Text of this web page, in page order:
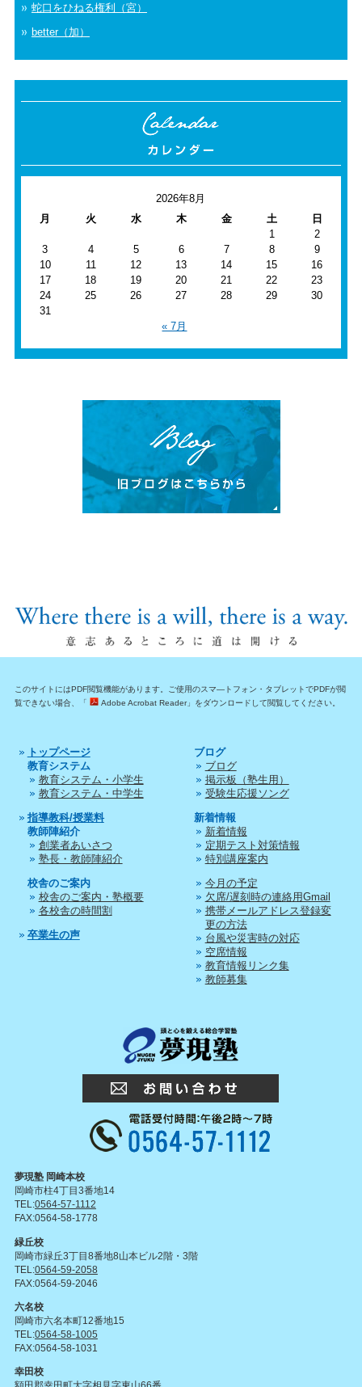
蛇口をひねる権利（宮）
better（加）
2026年8月
月
火 水 木 金 土
日
1
2
3
4 5 6 7 8
9
10
11 12 13 14 15
16
17
18 19 20 21 22
23
24
25 26 27 28 29
30
31
« 7月
このサイトにはPDF閲覧機能があります。ご使用のスマ―トフォン・タブレットでPDFが閲
覧できない場合、「
Adobe Acrobat Reader」をダウンロードして閲覧してください。
トップページ
教育システム
教育システム・小学生
教育システム・中学生
指導教科/授業料
教師陣紹介
創業者あいさつ
塾長・教師陣紹介
校舎のご案内
校舎のご案内・塾概要
各校舎の時間割
卒業生の声
ブログ
ブログ
掲示板（塾生用）
受験生応援ソング
新着情報
新着情報
定期テスト対策情報
特別講座案内
今月の予定
欠席/遅刻時の連絡用Gmail
携帯メールアドレス登録変
更の方法
台風や災害時の対応
空席情報
教育情報リンク集
教師募集
夢現塾 岡崎本校
岡崎市柱4丁目3番地14
TEL:0564-57-1112
FAX:0564-58-1778
緑丘校
岡崎市緑丘3丁目8番地8山本ビル2階・3階
TEL:0564-59-2058
FAX:0564-59-2046
六名校
岡崎市六名本町12番地15
TEL:0564-58-1005
FAX:0564-58-1031
幸田校